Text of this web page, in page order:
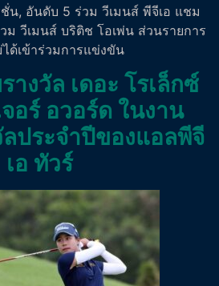
ชั่น, อันดับ 5 ร่วม วีเมนส์ พีจีเอ แชม
ม วีเมนส์ บริติช โอเพ่น ส่วนรายการ
ด้เข้าร่วมการแข่งขัน
างวัล เดอะ โรเล็กซ์
อร์ อวอร์ด ในงาน
ประจำปีของแอลพีจี
เอ ทัวร์